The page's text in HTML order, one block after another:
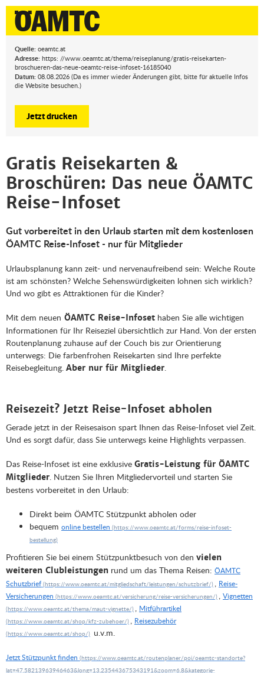
Quelle: oeamtc.at
Adresse: https: //www.oeamtc.at/thema/reiseplanung/gratis-reisekarten-
broschueren-das-neue-oeamtc-reise-infoset-16185040
Datum: 08.08.2026 (Da es immer wieder Änderungen gibt, bitte für aktuelle Infos
die Website besuchen.)
Jetzt drucken
Gratis Reisekarten &
Broschüren: Das neue ÖAMTC
Reise-Infoset
Gut vorbereitet in den Urlaub starten mit dem kostenlosen
ÖAMTC Reise-Infoset - nur für Mitglieder
Urlaubsplanung kann zeit- und nervenaufreibend sein: Welche Route
ist am schönsten? Welche Sehenswürdigkeiten lohnen sich wirklich?
Und wo gibt es Attraktionen für die Kinder?
Mit dem neuen ÖAMTC Reise-Infoset haben Sie alle wichtigen
Informationen für Ihr Reiseziel übersichtlich zur Hand. Von der ersten
Routenplanung zuhause auf der Couch bis zur Orientierung
unterwegs: Die farbenfrohen Reisekarten sind Ihre perfekte
Reisebegleitung. Aber nur für Mitglieder.
Reisezeit? Jetzt Reise-Infoset abholen
Gerade jetzt in der Reisesaison spart Ihnen das Reise-Infoset viel Zeit.
Und es sorgt dafür, dass Sie unterwegs keine Highlights verpassen.
Das Reise-Infoset ist eine exklusive Gratis-Leistung für ÖAMTC
Mitglieder. Nutzen Sie Ihren Mitgliedervorteil und starten Sie
bestens vorbereitet in den Urlaub:
Direkt beim ÖAMTC Stützpunkt abholen oder
bequem online bestellen
Profitieren Sie bei einem Stützpunktbesuch von den vielen
weiteren Clubleistungen rund um das Thema Reisen: ÖAMTC
Schutzbrief
, Reise-
Versicherungen
, Vignetten
, Mitführartikel
, Reisezubehör
u.v.m.
Jetzt Stützpunkt finden